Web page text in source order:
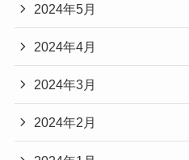
2024年5月
2024年4月
2024年3月
2024年2月